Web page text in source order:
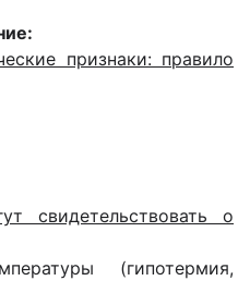
признаки: правило
свидетельствовать о
(гипотермия,